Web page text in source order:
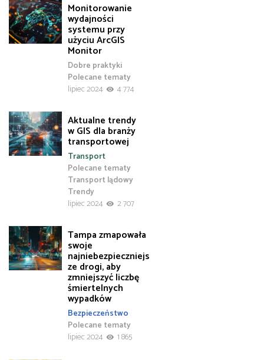
Monitorowanie
wydajności
systemu przy
użyciu ArcGIS
Monitor
Dobre praktyki
Polecane tematy
lipiec 2024
4 774
Aktualne trendy
w GIS dla branży
transportowej
Polecane tematy
Transport
Transport lądowy
Trendy
lipiec 2024
2 707
Tampa zmapowała
swoje
najniebezpieczniejs
ze drogi, aby
zmniejszyć liczbę
śmiertelnych
wypadków
Bezpieczeństwo
Polecane tematy
lipiec 2024
1 865